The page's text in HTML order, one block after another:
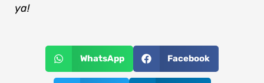
ya!
WhatsApp Facebook